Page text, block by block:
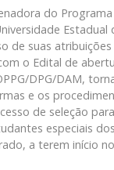
do
Estadual
de suas
o Edital de
DPG/DAM,
e os
de seleção
especiais
a terem início